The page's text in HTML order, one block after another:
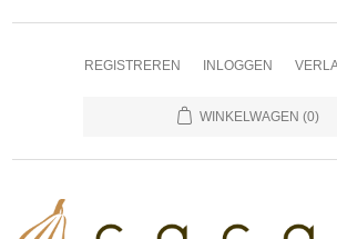
REGISTREREN INLOGGEN
WINKELWAGEN (0)